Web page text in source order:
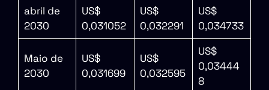
abril de
2030
US$
0,031052
US$
0,032291
US$
0,034733
Maio de
2030
US$
0,031699
US$
0,032595
US$
0,03444
8